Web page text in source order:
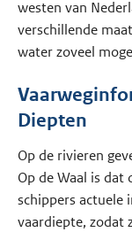
westen van
verschillende
water zoveel
Diepten
Op de rivieren
Op de Waal is dat
schippers actuele
vaardiepte, zodat